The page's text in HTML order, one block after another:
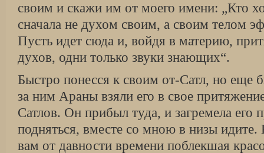
своим и скажи им от моего имени: „Кто
сначала не духом своим, а своим телом
Пусть идет сюда и, войдя в материю,
духов, одни только звуки знающих“.
Быстро понесся к своим от-Сатл, но еще
за ним Араны взяли его в свое
Сатлов. Он прибыл туда, и загремела его
подняться, вместе со мною в низы идите.
вам от давности времени поблекшая